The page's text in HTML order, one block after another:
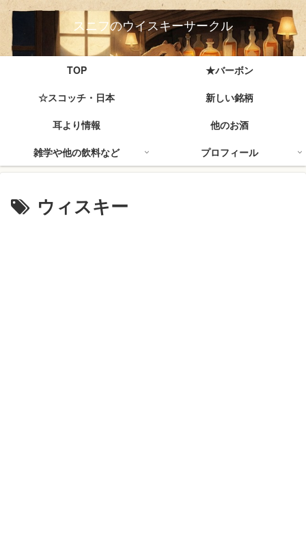
スニフのウイスキーサークル
TOP
★バーボン
☆スコッチ・日本
新しい銘柄
耳より情報
他のお酒
雑学や他の飲料など
プロフィール
ウィスキー